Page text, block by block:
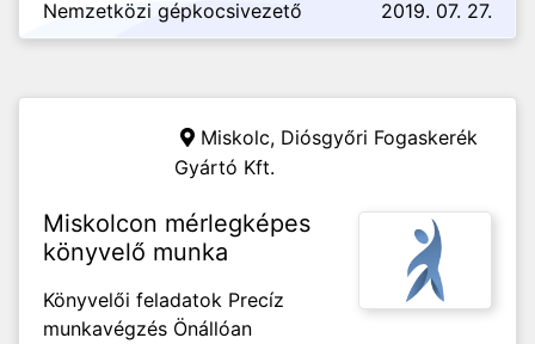
Nemzetközi gépkocsivezető 2019. 07. 27.
Miskolc, Diósgyőri Fogaskerék
Gyártó Kft.
Miskolcon mérlegképes
könyvelő munka
Könyvelői feladatok Precíz
munkavégzés Önállóan